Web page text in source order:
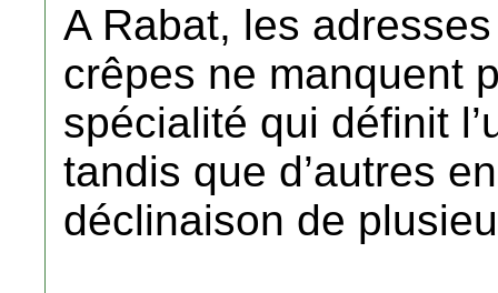
A Rabat, les
crêpes ne manquent
spécialité qui définit
tandis que d’autres
déclinaison de